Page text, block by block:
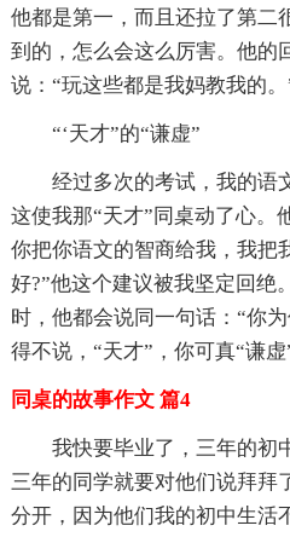
他都是第一，而且还拉了第二
到的，怎么会这么厉害。他的
说：“玩这些都是我妈教我的
“‘天才”的“谦虚”
经过多次的考试，我的语文
这使我那“天才”同桌动了心。
你把你语文的智商给我，我把
好?”他这个建议被我坚定回绝
时，他都会说同一句话：“你
得不说，“天才”，你可真“谦虚”
同桌的故事作文 篇4
我快要毕业了，三年的初
三年的同学就要对他们说拜拜
分开，因为他们我的初中生活